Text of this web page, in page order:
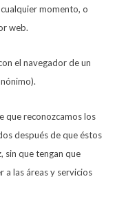
momento, o
web.
el navegador de un
que reconozcamos los
después de que éstos
sin que tengan que
a las áreas y servicios